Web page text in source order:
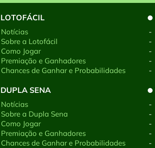
LOTOFÁCIL
Notícias
Sobre a Lotofácil
Como Jogar
Premiação e Ganhadores
Chances de Ganhar e Probabilidades
-
-
-
-
-
DUPLA SENA
Notícias
Sobre a Dupla Sena
Como Jogar
Premiação e Ganhadores
Chances de Ganhar e Probabilidades
-
-
-
-
-